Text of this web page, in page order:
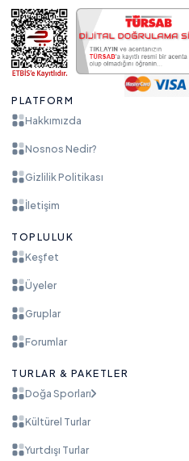
PLATFORM
Hakkımızda
Nosnos Nedir?
Gizlilik Politikası
İletişim
TOPLULUK
Keşfet
Üyeler
Gruplar
Forumlar
TURLAR & PAKETLER
Doğa Sporları
Kültürel Turlar
Yurtdışı Turlar